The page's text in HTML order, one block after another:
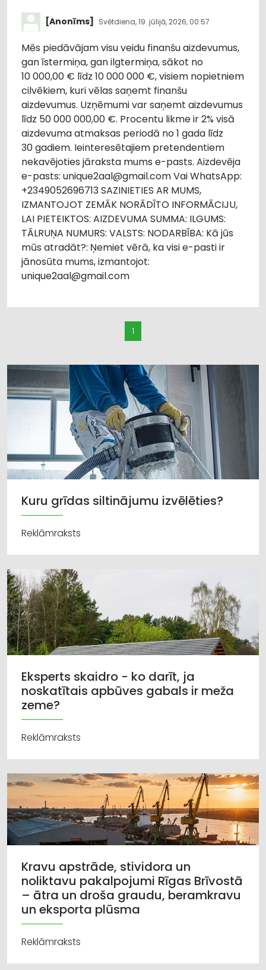
[Anonīms] Svētdiena, 19. jūlijā, 2026, 00:57
Mēs piedāvājam visu veidu finanšu aizdevumus,
gan īstermiņa, gan ilgtermiņa, sākot no
10 000,00 € līdz 10 000 000 €, visiem nopietniem
cilvēkiem, kuri vēlas saņemt finanšu
aizdevumus. Uzņēmumi var saņemt aizdevumus
līdz 50 000 000,00 €. Procentu likme ir 2% visā
aizdevuma atmaksas periodā no 1 gada līdz
30 gadiem. Ieinteresētajiem pretendentiem
nekavējoties jāraksta mums e-pasts. Aizdevēja
e-pasts: unique2aal@gmail.com Vai WhatsApp:
+2349052696713 SAZINIETIES AR MUMS,
IZMANTOJOT ZEMĀK NORĀDĪTO INFORMĀCIJU,
LAI PIETEIKTOS: AIZDEVUMA SUMMA: ILGUMS:
TĀLRUŅA NUMURS: VALSTS: NODARBĪBA: Kā jūs
mūs atradāt?: Ņemiet vērā, ka visi e-pasti ir
jānosūta mums, izmantojot:
unique2aal@gmail.com
1
Kuru grīdas siltinājumu izvēlēties?
Reklāmraksts
Eksperts skaidro - ko darīt, ja
noskatītais apbūves gabals ir meža
zeme?
Reklāmraksts
Kravu apstrāde, stividora un
noliktavu pakalpojumi Rīgas Brīvostā
– ātra un droša graudu, beramkravu
un eksporta plūsma
Reklāmraksts